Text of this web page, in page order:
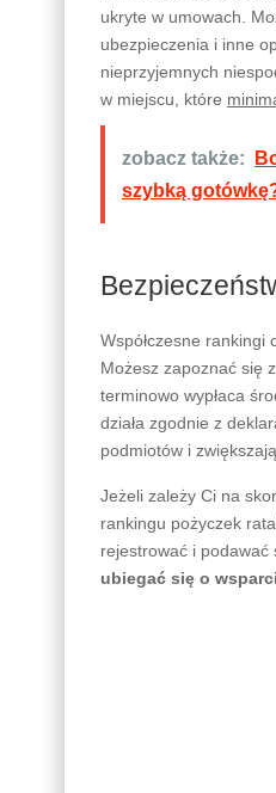
ukryte w umowach.
ubezpieczenia i inne
nieprzyjemnych
w miejscu, które
zobacz także:
szybką
Współczesne rankingi
Możesz zapoznać się
terminowo wypłaca
działa zgodnie z
podmiotów i
Jeżeli zależy Ci na
rankingu pożyczek
rejestrować i
ubiegać się o